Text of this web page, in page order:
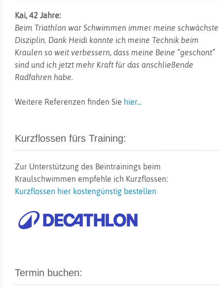
Kai, 42 Jahre:
Beim Triathlon war Schwimmen immer meine schwächste
Disziplin. Dank Heidi konnte ich meine Technik beim
Kraulen so weit verbessern, dass meine Beine “geschont”
sind und ich jetzt mehr Kraft für das anschließende
Radfahren habe.
Weitere Referenzen finden Sie hier...
Kurzflossen fürs Training:
Zur Unterstützung des Beintrainings beim
Kraulschwimmen empfehle ich Kurzflossen:
Kurzflossen hier kostengünstig bestellen
Termin buchen: